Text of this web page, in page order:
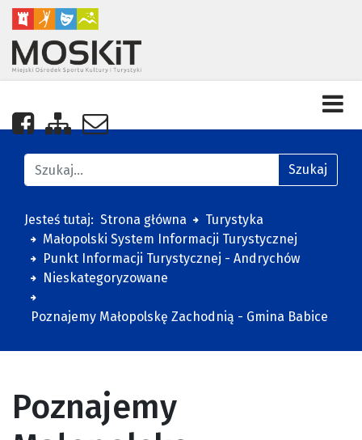
Nasza strona na Facebooku
Zobacz mapę strony
Napisz do nas
Jesteś tutaj: Strona główna
Turystyka
Małopolski System Informacji Turystycznej
Punkt Informacji Turystycznej - Andrychów
Nieskategoryzowane
Poznajemy Małopolskę Zachodnią - Gmina Babice
Znajdź na stronie Szukaj
Poznajemy